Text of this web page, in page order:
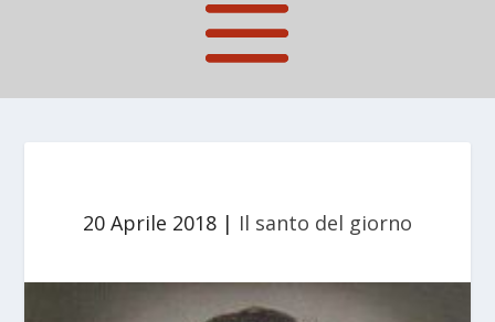
20 Aprile 2018 | Il santo del giorno